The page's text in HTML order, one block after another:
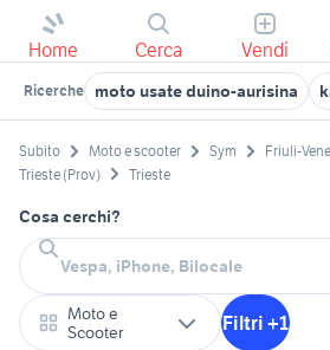
Home Cerca Vendi
Ricerche moto usate duino-aurisina
Subito Moto e scooter Sym
Friuli-
Trieste (Prov)
Trieste
Cosa cerchi?
Moto e
Scooter
Filtri +1